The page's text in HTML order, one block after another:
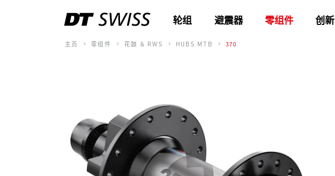
轮组 避震器 零组件 创新
主页 零组件 花鼓 & RWS HUBS MTB 370